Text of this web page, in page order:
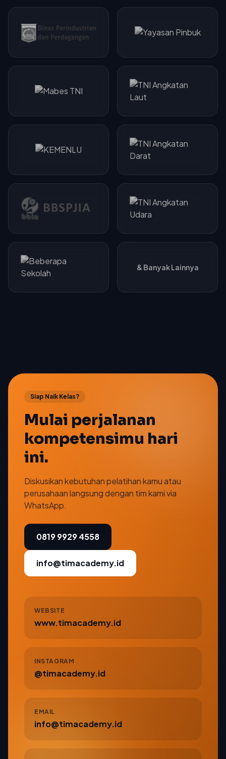
& Banyak Lainnya
Siap Naik Kelas?
Mulai perjalanan
kompetensimu hari
ini.
Diskusikan kebutuhan pelatihan kamu atau
perusahaan langsung dengan tim kami via
WhatsApp.
0819 9929 4558
info@timacademy.id
WEBSITE
www.timacademy.id
INSTAGRAM
@timacademy.id
EMAIL
info@timacademy.id